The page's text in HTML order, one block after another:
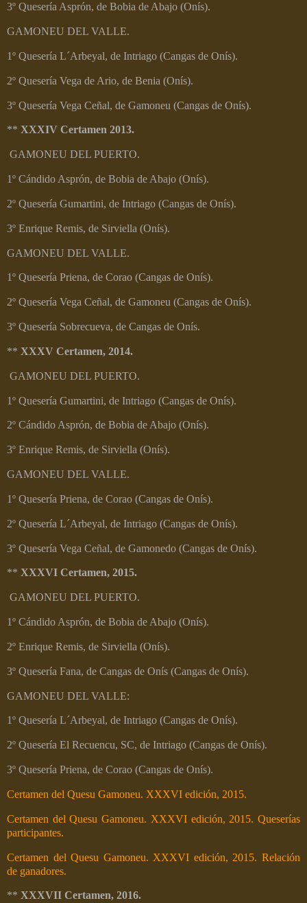
3º Quesería Asprón, de Bobia de Abajo (Onís).
GAMONEU DEL VALLE.
1º Quesería L´Arbeyal, de Intriago (Cangas de Onís).
2º Quesería Vega de Ario, de Benia (Onís).
3º Quesería Vega Ceñal, de Gamoneu (Cangas de Onís).
** XXXIV Certamen 2013.
GAMONEU DEL PUERTO.
1º Cándido Asprón, de Bobia de Abajo (Onís).
2º Quesería Gumartini, de Intriago (Cangas de Onís).
3º Enrique Remis, de Sirviella (Onís).
GAMONEU DEL VALLE.
1º Quesería Priena, de Corao (Cangas de Onís).
2º Quesería Vega Ceñal, de Gamoneu (Cangas de Onís).
3º Quesería Sobrecueva, de Cangas de Onís.
** XXXV Certamen, 2014.
GAMONEU DEL PUERTO.
1º Quesería Gumartini, de Intriago (Cangas de Onís).
2º Cándido Asprón, de Bobia de Abajo (Onís).
3º Enrique Remis, de Sirviella (Onís).
GAMONEU DEL VALLE.
1º Quesería Priena, de Corao (Cangas de Onís).
2º Quesería L´Arbeyal, de Intriago (Cangas de Onís).
3º Quesería Vega Ceñal, de Gamonedo (Cangas de Onís).
** XXXVI Certamen, 2015.
GAMONEU DEL PUERTO.
1º Cándido Asprón, de Bobia de Abajo (Onís).
2º Enrique Remis, de Sirviella (Onís).
3º Quesería Fana, de Cangas de Onís (Cangas de Onís).
GAMONEU DEL VALLE:
1º Quesería L´Arbeyal, de Intriago (Cangas de Onís).
2º Quesería El Recuencu, SC, de Intriago (Cangas de Onís).
3º Quesería Priena, de Corao (Cangas de Onís).
Certamen del Quesu Gamoneu. XXXVI edición, 2015.
Certamen del Quesu Gamoneu. XXXVI edición, 2015. Queserías
participantes.
Certamen del Quesu Gamoneu. XXXVI edición, 2015. Relación
de ganadores.
** XXXVII Certamen, 2016.